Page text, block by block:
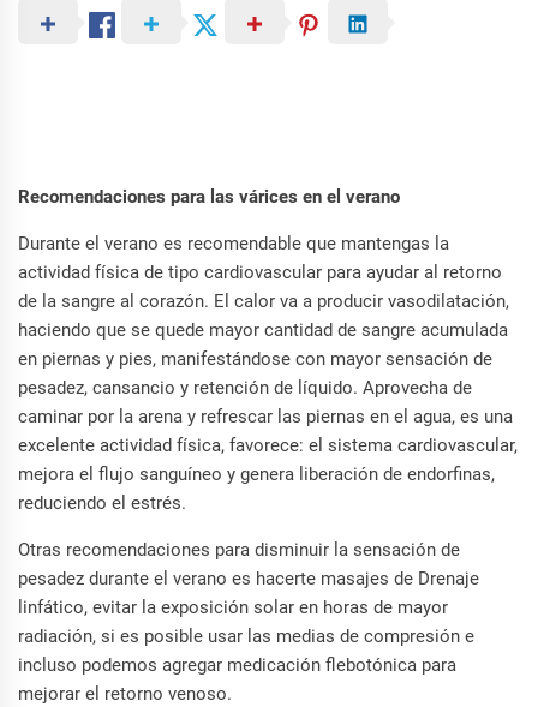
Recomendaciones para las várices en el verano
Durante el verano es recomendable que mantengas la
actividad física de tipo cardiovascular para ayudar al retorno
de la sangre al corazón. El calor va a producir vasodilatación,
haciendo que se quede mayor cantidad de sangre acumulada
en piernas y pies, manifestándose con mayor sensación de
pesadez, cansancio y retención de líquido. Aprovecha de
caminar por la arena y refrescar las piernas en el agua, es una
excelente actividad física, favorece: el sistema cardiovascular,
mejora el flujo sanguíneo y genera liberación de endorfinas,
reduciendo el estrés.
Otras recomendaciones para disminuir la sensación de
pesadez durante el verano es hacerte masajes de Drenaje
linfático, evitar la exposición solar en horas de mayor
radiación, si es posible usar las medias de compresión e
incluso podemos agregar medicación flebotónica para
mejorar el retorno venoso.